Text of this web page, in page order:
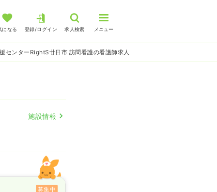
になる 登録/ログイン 求人検索 メニュー
センターRightS廿日市 訪問看護の看護師求人
施設情報
募集中